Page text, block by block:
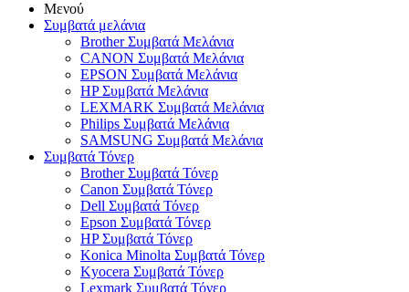
Μενού
Συμβατά μελάνια
Brother Συμβατά Μελάνια
CANON Συμβατά Μελάνια
EPSON Συμβατά Μελάνια
HP Συμβατά Μελάνια
LEXMARK Συμβατά Μελάνια
Philips Συμβατά Μελάνια
SAMSUNG Συμβατά Μελάνια
Συμβατά Τόνερ
Brother Συμβατά Τόνερ
Canon Συμβατά Τόνερ
Dell Συμβατά Τόνερ
Epson Συμβατά Τόνερ
HP Συμβατά Τόνερ
Konica Minolta Συμβατά Τόνερ
Kyocera Συμβατά Τόνερ
Lexmark Συμβατά Τόνερ